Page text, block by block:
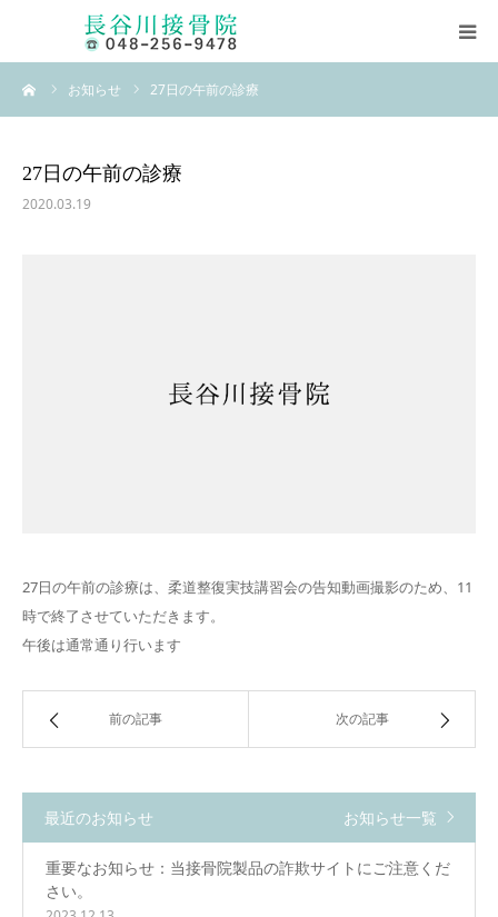
お知らせ 27日の午前の診療
27日の午前の診療
2020.03.19
27日の午前の診療は、柔道整復実技講習会の告知動画撮影のため、11
時で終了させていただきます。
午後は通常通り行います
前の記事 次の記事
最近のお知らせ お知らせ一覧
重要なお知らせ：当接骨院製品の詐欺サイトにご注意くだ
さい。
ホーム